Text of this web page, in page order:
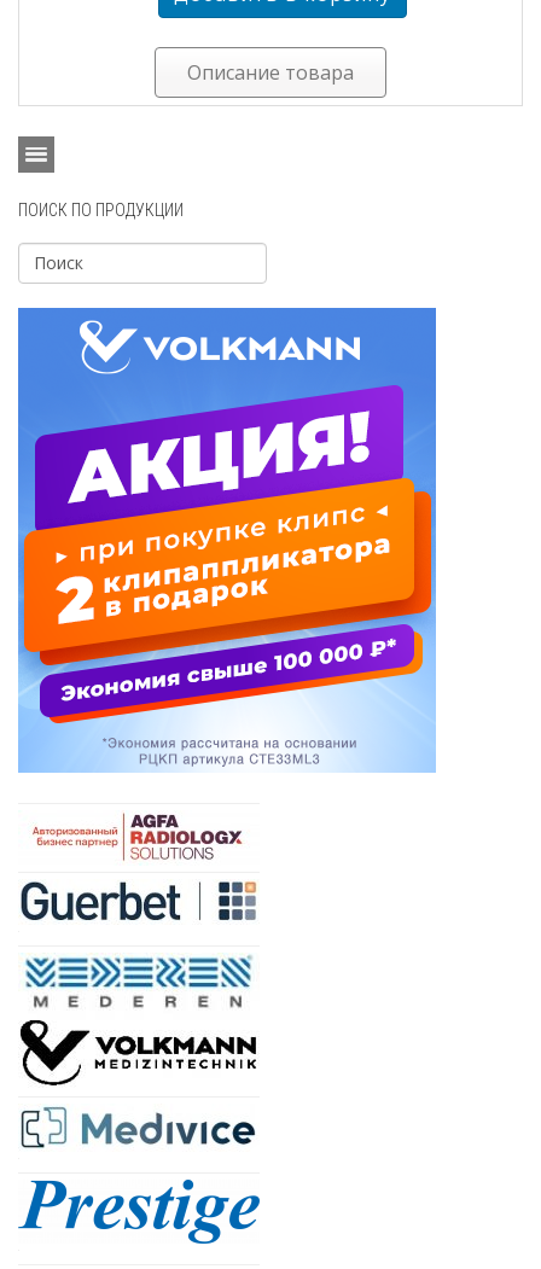
Описание товара
ПОИСК ПО ПРОДУКЦИИ